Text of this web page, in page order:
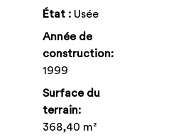
État : Usée
Année de
construction:
1999
Surface du
terrain:
368,40 m²